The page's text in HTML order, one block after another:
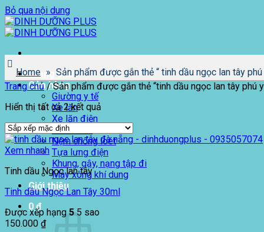
Bỏ qua nội dung
Trang chủ
Cửa hàng
Giường y tế
Xe lăn
Xe lăn điện
Xe lăn lắc
Nệm chống loét
Tựa lưng điện
Khung, gậy, nạng tập đi
Máy xông khí dung
Giới thiệu
0₫
Home » Sản phẩm được gắn thẻ “ tinh dầu ngọc lan tây phú
Trang chủ /Sản phẩm được gắn thẻ “tinh dầu ngọc lan tây phú
Hiển thị tất cả 2 kết quả
Xem nhanh
Tinh dầu Ngọc lan tây
Tinh dầu Ngọc Lan Tây 30ml
Được xếp hạng 5 5 sao
150.000 ₫